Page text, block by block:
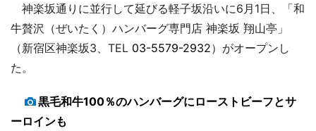
神楽坂通りに並行して延びる軽子坂沿いに6月1日、「和
牛贅沢（ぜいたく）ハンバーグ専門店 神楽坂 翔山亭」
（新宿区神楽坂3、TEL 03-5579-2932）がオープンし
た。
黒毛和牛100％のハンバーグにローストビーフとサ
ーロインも